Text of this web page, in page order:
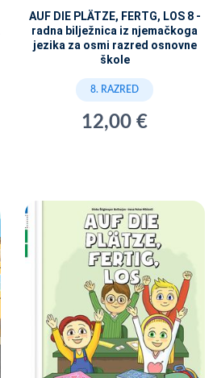
AUF DIE PLÄTZE, FERTG, LOS 8 -
radna bilježnica iz njemačkoga
jezika za osmi razred osnovne
škole
8. RAZRED
12,00 €